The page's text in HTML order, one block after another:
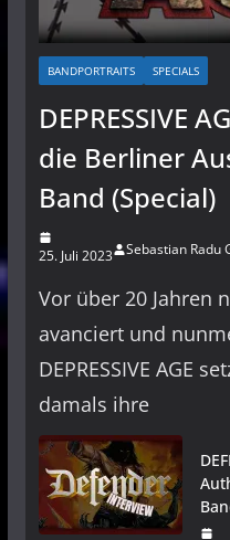
BANDPORTRAITS SPECIALS
DEPRESSIVE
die Berliner
Band (Special)
25. Juli 2023 Sebastian Radu
Vor über 20 Jahren
avanciert und
DEPRESSIVE AGE
damals ihre